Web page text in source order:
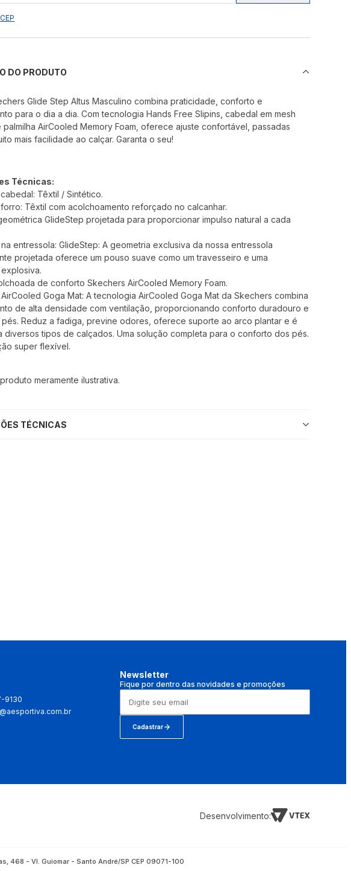
DO PRODUTO
Glide Step Altus Masculino combina praticidade, conforto e
para o dia a dia. Com tecnologia Hands Free Slipins, cabedal em mesh
AirCooled Memory Foam, oferece ajuste confortável, passadas
mais facilidade ao calçar. Garanta o seu!
Técnicas:
Têxtil / Sintético.
Têxtil com acolchoamento reforçado no calcanhar.
GlideStep projetada para proporcionar impulso natural a cada
entressola: GlideStep: A geometria exclusiva da nossa entressola
projetada oferece um pouso suave como um travesseiro e uma
de conforto Skechers AirCooled Memory Foam.
Goga Mat: A tecnologia AirCooled Goga Mat da Skechers combina
de alta densidade com ventilação, proporcionando conforto duradouro e
Reduz a fadiga, previne odores, oferece suporte ao arco plantar e é
diversos tipos de calçados. Uma solução completa para o conforto dos pés.
super flexível.
meramente ilustrativa.
TÉCNICAS
9130
Newsletter
Fique por dentro das novidades e promoções
Cadastrar
Desenvolvimento:
468 - Vl. Guiomar - Santo André/SP CEP 09071-100